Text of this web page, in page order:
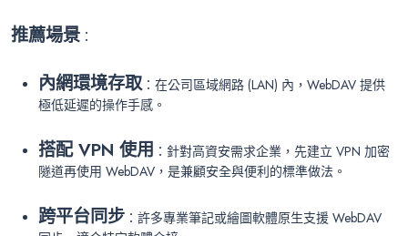
推薦場景 ：
內網環境存取：在公司區域網路 (LAN) 內，WebDAV 提供
極低延遲的操作手感。
搭配 VPN 使用 ：針對高資安需求企業，先建立 VPN 加密
隧道再使用 WebDAV，是兼顧安全與便利的標準做法。
跨平台同步 ：許多專業筆記或繪圖軟體原生支援 WebDAV